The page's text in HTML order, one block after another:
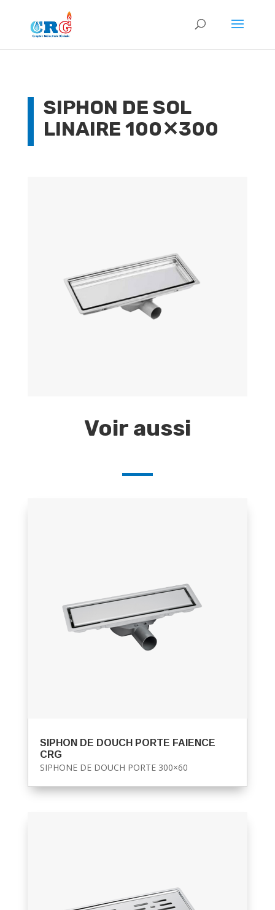
SIPHON DE SOL
LINAIRE 100✕300
Voir aussi
SIPHON DE DOUCH PORTE FAIENCE
CRG
SIPHONE DE DOUCH PORTE 300×60